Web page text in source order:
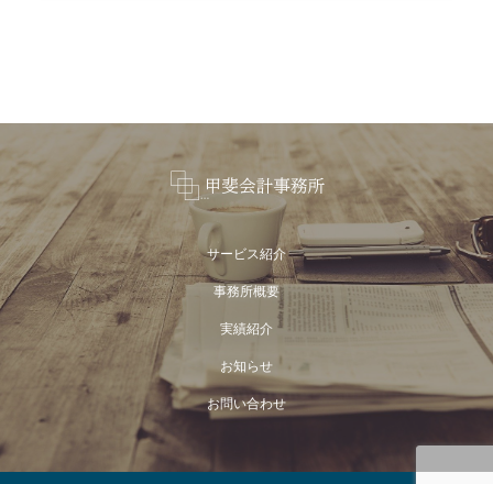
サービス紹介
事務所概要
実績紹介
お知らせ
お問い合わせ